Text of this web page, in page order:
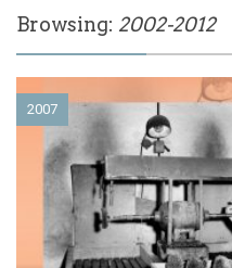
Browsing: 2002-2012
2007